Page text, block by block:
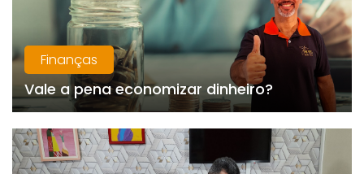
Finanças
Vale a pena economizar dinheiro?